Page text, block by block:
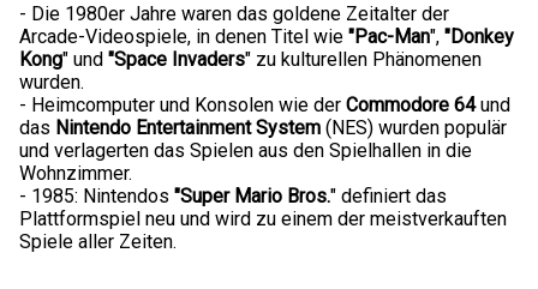
- Die 1980er Jahre waren das goldene Zeitalter der
Arcade-Videospiele, in denen Titel wie "Pac-Man", "Donkey
Kong" und "Space Invaders" zu kulturellen Phänomenen
wurden.
- Heimcomputer und Konsolen wie der Commodore 64und
das Nintendo Entertainment System (NES) wurden populär
und verlagerten das Spielen aus den Spielhallen in die
Wohnzimmer.
- 1985: Nintendos "Super Mario Bros." definiert das
Plattformspiel neu und wird zu einem der meistverkauften
Spiele aller Zeiten.